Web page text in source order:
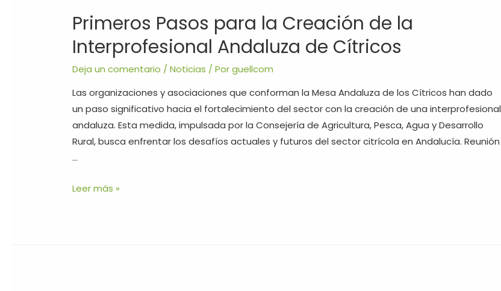
Primeros Pasos para la Creación de la
Interprofesional Andaluza de Cítricos
Deja un comentario /Noticias / Porguellcom
Las organizaciones y asociaciones que conforman la Mesa Andaluza de los Cítricos han dado
un paso significativo hacia el fortalecimiento del sector con la creación de una interprofesional
andaluza. Esta medida, impulsada por la Consejería de Agricultura, Pesca, Agua y Desarrollo
Rural, busca enfrentar los desafíos actuales y futuros del sector citrícola en Andalucía. Reunión
…
Leer más »